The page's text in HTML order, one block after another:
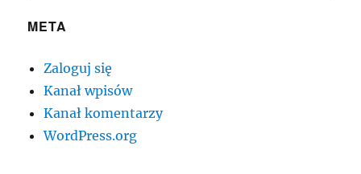
META
Zaloguj się
Kanał wpisów
Kanał komentarzy
WordPress.org